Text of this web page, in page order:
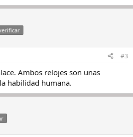
#3
Ambos relojes son unas
habilidad humana.